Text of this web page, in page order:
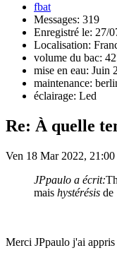
fbat
Messages: 319
Enregistré le: 27/
Localisation:
volume du bac:
mise en eau: Juin
maintenance:
éclairage: Led
Re: À quelle
Ven 18 Mar 2022, 21:00
JPpaulo a écrit:
mais hystérésis de
Merci JPpaulo j'ai